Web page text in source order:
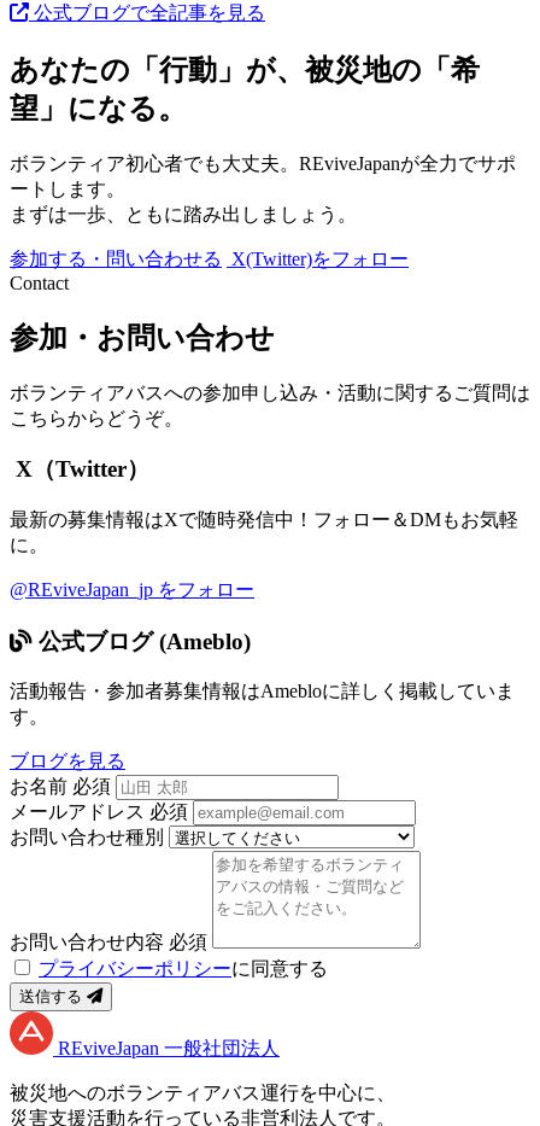
公式ブログで全記事を見る
あなたの「行動」が、被災地の「希
望」になる。
ボランティア初心者でも大丈夫。REviveJapanが全力でサポ
ートします。
まずは一歩、ともに踏み出しましょう。
参加する・問い合わせる
X(Twitter)をフォロー
Contact
参加・お問い合わせ
ボランティアバスへの参加申し込み・活動に関するご質問は
こちらからどうぞ。
X（Twitter）
最新の募集情報はXで随時発信中！フォロー＆DMもお気軽
に。
@REviveJapan_jp をフォロー
公式ブログ (Ameblo)
活動報告・参加者募集情報はAmebloに詳しく掲載していま
す。
ブログを見る
お名前 必須
メールアドレス 必須
お問い合わせ種別
お問い合わせ内容 必須
プライバシーポリシーに同意する
送信する
REviveJapan 一般社団法人
被災地へのボランティアバス運行を中心に、
災害支援活動を行っている非営利法人です。